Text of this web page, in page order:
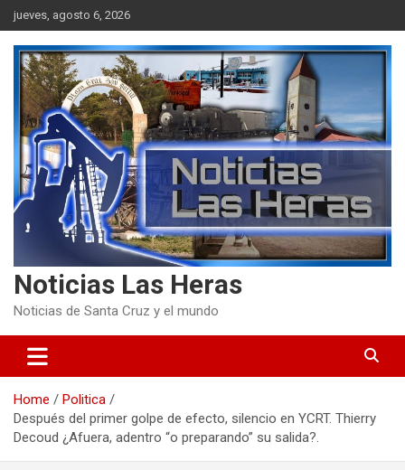
Skip
to
content
jueves, agosto 6, 2026
Noticias Las Heras
Noticias de Santa Cruz y el mundo
Home
Politica
Después del primer golpe de efecto, silencio en YCRT. Thierry
Decoud ¿Afuera, adentro “o preparando” su salida?.